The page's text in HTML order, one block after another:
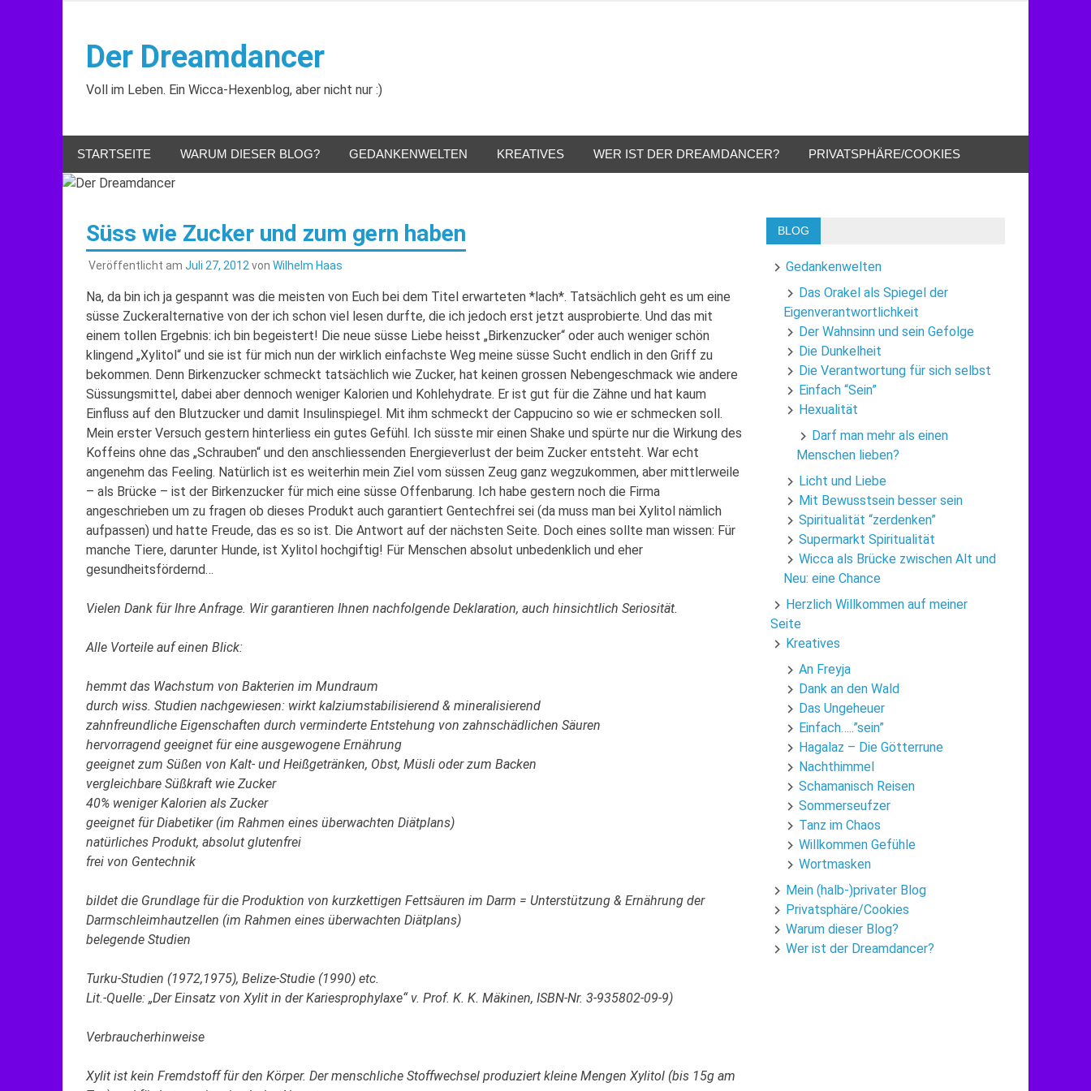
springenDer Dreamdancer
Voll im Leben. Ein Wicca-Hexenblog, aber nicht nur :)
STARTSEITE WARUM DIESER BLOG? GEDANKENWELTEN KREATIVES WER IST DER DREAMDANCER? PRIVATSPHÄRE/COOKIES
Süss wie Zucker und zum gern haben
Veröffentlicht am Juli 27, 2012 von Wilhelm Haas
Na, da bin ich ja gespannt was die meisten von Euch bei dem Titel erwarteten *lach*. Tatsächlich geht es um eine
süsse Zuckeralternative von der ich schon viel lesen durfte, die ich jedoch erst jetzt ausprobierte. Und das mit
einem tollen Ergebnis: ich bin begeistert! Die neue süsse Liebe heisst „Birkenzucker“ oder auch weniger schön
klingend „Xylitol“ und sie ist für mich nun der wirklich einfachste Weg meine süsse Sucht endlich in den Griff zu
bekommen. Denn Birkenzucker schmeckt tatsächlich wie Zucker, hat keinen grossen Nebengeschmack wie andere
Süssungsmittel, dabei aber dennoch weniger Kalorien und Kohlehydrate. Er ist gut für die Zähne und hat kaum
Einfluss auf den Blutzucker und damit Insulinspiegel. Mit ihm schmeckt der Cappucino so wie er schmecken soll.
Mein erster Versuch gestern hinterliess ein gutes Gefühl. Ich süsste mir einen Shake und spürte nur die Wirkung des
Koffeins ohne das „Schrauben“ und den anschliessenden Energieverlust der beim Zucker entsteht. War echt
angenehm das Feeling. Natürlich ist es weiterhin mein Ziel vom süssen Zeug ganz wegzukommen, aber mittlerweile
– als Brücke – ist der Birkenzucker für mich eine süsse Offenbarung. Ich habe gestern noch die Firma
angeschrieben um zu fragen ob dieses Produkt auch garantiert Gentechfrei sei (da muss man bei Xylitol nämlich
aufpassen) und hatte Freude, das es so ist. Die Antwort auf der nächsten Seite. Doch eines sollte man wissen: Für
manche Tiere, darunter Hunde, ist Xylitol hochgiftig! Für Menschen absolut unbedenklich und eher
gesundheitsfördernd…
Vielen Dank für Ihre Anfrage. Wir garantieren Ihnen nachfolgende Deklaration, auch hinsichtlich Seriosität.
Alle Vorteile auf einen Blick:
hemmt das Wachstum von Bakterien im Mundraum
durch wiss. Studien nachgewiesen: wirkt kalziumstabilisierend & mineralisierend
zahnfreundliche Eigenschaften durch verminderte Entstehung von zahnschädlichen Säuren
hervorragend geeignet für eine ausgewogene Ernährung
geeignet zum Süßen von Kalt- und Heißgetränken, Obst, Müsli oder zum Backen
vergleichbare Süßkraft wie Zucker
40% weniger Kalorien als Zucker
geeignet für Diabetiker (im Rahmen eines überwachten Diätplans)
natürliches Produkt, absolut glutenfrei
frei von Gentechnik
bildet die Grundlage für die Produktion von kurzkettigen Fettsäuren im Darm = Unterstützung & Ernährung der
Darmschleimhautzellen (im Rahmen eines überwachten Diätplans)
belegende Studien
Turku-Studien (1972,1975), Belize-Studie (1990) etc.
Lit.-Quelle: „Der Einsatz von Xylit in der Kariesprophylaxe“ v. Prof. K. K. Mäkinen, ISBN-Nr. 3-935802-09-9)
Verbraucherhinweise
Xylit ist kein Fremdstoff für den Körper. Der menschliche Stoffwechsel produziert kleine Mengen Xylitol (bis 15g am
BLOG
Gedankenwelten
Das Orakel als Spiegel der
Eigenverantwortlichkeit
Der Wahnsinn und sein Gefolge
Die Dunkelheit
Die Verantwortung für sich selbst
Einfach “Sein”
Hexualität
Darf man mehr als einen
Menschen lieben?
Licht und Liebe
Mit Bewusstsein besser sein
Spiritualität “zerdenken”
Supermarkt Spiritualität
Wicca als Brücke zwischen Alt und
Neu: eine Chance
Herzlich Willkommen auf meiner
Seite
Kreatives
An Freyja
Dank an den Wald
Das Ungeheuer
Einfach…..”sein”
Hagalaz – Die Götterrune
Nachthimmel
Schamanisch Reisen
Sommerseufzer
Tanz im Chaos
Willkommen Gefühle
Wortmasken
Mein (halb-)privater Blog
Privatsphäre/Cookies
Warum dieser Blog?
Wer ist der Dreamdancer?